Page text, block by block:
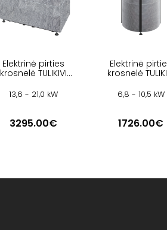
Elektrinė pirties
krosnelė TULIKIVI
13,6 - 21,0 kW
3295.00€
Elektrinė
krosnelė
6,8 - 10,5 kW
1726.00€